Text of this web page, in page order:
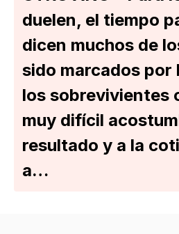
duelen, el tiempo
dicen muchos de
sido marcados por
los sobrevivientes
muy difícil
resultado y a la
a…